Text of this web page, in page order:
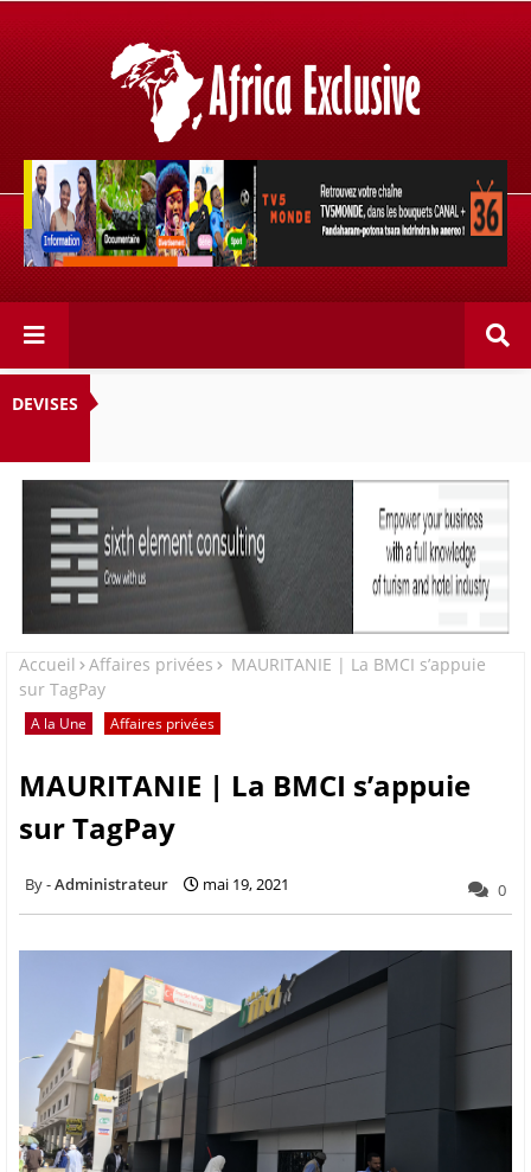
Retrouvez votre chaîne @TV5MONDE, dans les bouquets
CANAL+ 36 . Fandaharam-potoana tsara indrindra ho
anareo!
DEVISES
Accueil Affaires privées
MAURITANIE | La BMCI s’appuie
sur TagPay
A la Une Affaires privées
MAURITANIE | La BMCI s’appuie
sur TagPay
Administrateur mai 19, 2021 0